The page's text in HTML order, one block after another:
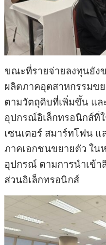
ขณะที่รายจ่ายลงทุนยัง
ผลิตภาคอุตสาหกรรมข
ตามวัตถุดิบที่เพิ่มขึ้น แ
อุปกรณ์อิเล็กทรอนิกส์ที่
เซนเตอร์ สมาร์ทโฟน
ภาคเอกชนขยายตัว ใน
อุปกรณ์ ตามการนำเข้
ส่วนอิเล็กทรอนิกส์